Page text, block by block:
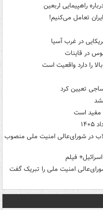
راهپیمایی اربعین
تعامل می‌کنیم!
در غرب آسیا
را دارد واقعیت است
تعیین کرد
مفید است
در شورای‌عالی امنیت ملی منصوب
فیلم
امنیت ملی را تبریک گفت